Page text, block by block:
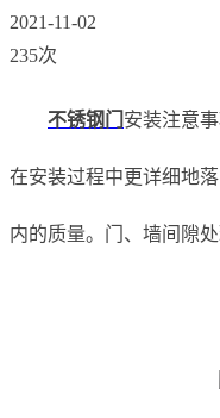
2021-11-02
235次
不锈钢门 安装注意
在安装过程中更详细地
内的质量。门、墙间隙